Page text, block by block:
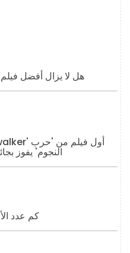
هل لا يزال أفضل
النجوم' يفوز
كم عدد